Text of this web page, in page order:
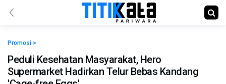
Promosi >
Peduli Kesehatan Masyarakat, Hero
Supermarket Hadirkan Telur Bebas Kandang